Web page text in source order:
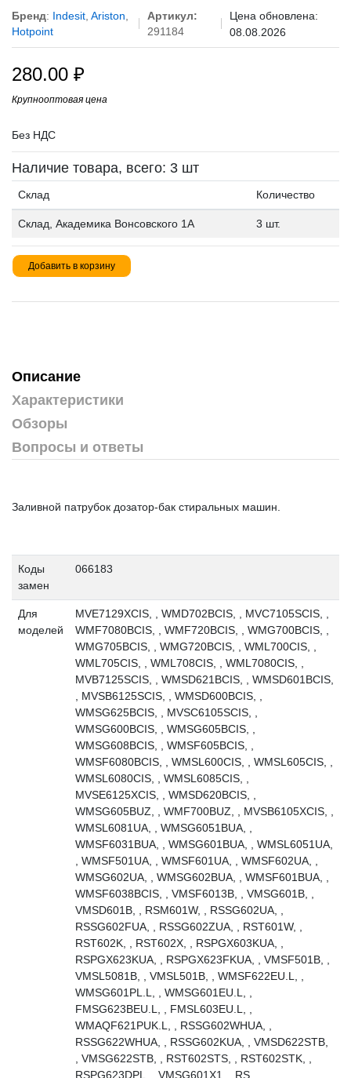
Бренд: Indesit Ariston
Hotpoint
Артикул:
291184
Цена обновлена:
08.08.2026
280.00 ₽
Крупнооптовая цена
Без НДС
Наличие товара, всего: 3 шт
Склад Количество
Склад, Академика Вонсовского 1А 3 шт.
Добавить в корзину
Описание
Характеристики
Обзоры
Вопросы и ответы
Заливной патрубок дозатор-бак стиральных машин.
Коды
замен
066183
Для
моделей
MVE7129XCIS, , WMD702BCIS, , MVC7105SCIS, ,
WMF7080BCIS, , WMF720BCIS, , WMG700BCIS, ,
WMG705BCIS, , WMG720BCIS, , WML700CIS, ,
WML705CIS, , WML708CIS, , WML7080CIS, ,
MVB7125SCIS, , WMSD621BCIS, , WMSD601BCIS,
, MVSB6125SCIS, , WMSD600BCIS, ,
WMSG625BCIS, , MVSC6105SCIS, ,
WMSG600BCIS, , WMSG605BCIS, ,
WMSG608BCIS, , WMSF605BCIS, ,
WMSF6080BCIS, , WMSL600CIS, , WMSL605CIS, ,
WMSL6080CIS, , WMSL6085CIS, ,
MVSE6125XCIS, , WMSD620BCIS, ,
WMSG605BUZ, , WMF700BUZ, , MVSB6105XCIS, ,
WMSL6081UA, , WMSG6051BUA, ,
WMSF6031BUA, , WMSG601BUA, , WMSL6051UA,
, WMSF501UA, , WMSF601UA, , WMSF602UA, ,
WMSG602UA, , WMSG602BUA, , WMSF601BUA, ,
WMSF6038BCIS, , VMSF6013B, , VMSG601B, ,
VMSD601B, , RSM601W, , RSSG602UA, ,
RSSG602FUA, , RSSG602ZUA, , RST601W, ,
RST602K, , RST602X, , RSPGX603KUA, ,
RSPGX623KUA, , RSPGX623FKUA, , VMSF501B, ,
VMSL5081B, , VMSL501B, , WMSF622EU.L, ,
WMSG601PL.L, , WMSG601EU.L, ,
FMSG623BEU.L, , FMSL603EU.L, ,
WMAQF621PUK.L, , RSSG602WHUA, ,
RSSG622WHUA, , RSSG602KUA, , VMSD622STB,
, VMSG622STB, , RST602STS, , RST602STK, ,
RSPG623DPL, , VMSG601X1, , RS